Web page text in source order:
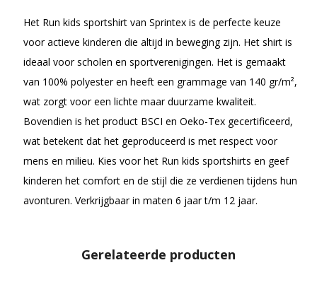
Het Run kids sportshirt van Sprintex is de perfecte keuze
voor actieve kinderen die altijd in beweging zijn. Het shirt is
ideaal voor scholen en sportverenigingen. Het is gemaakt
van 100% polyester en heeft een grammage van 140 gr/m²,
wat zorgt voor een lichte maar duurzame kwaliteit.
Bovendien is het product BSCI en Oeko-Tex gecertificeerd,
wat betekent dat het geproduceerd is met respect voor
mens en milieu. Kies voor het Run kids sportshirts en geef
kinderen het comfort en de stijl die ze verdienen tijdens hun
avonturen. Verkrijgbaar in maten 6 jaar t/m 12 jaar.
Gerelateerde producten